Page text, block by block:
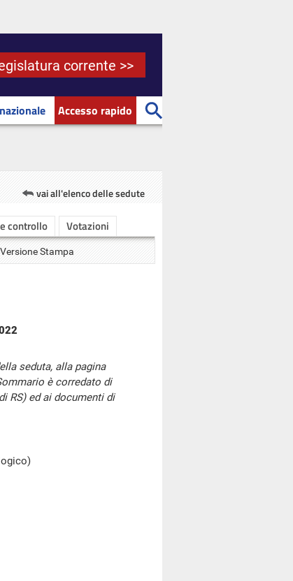
corrente >>
Accesso rapido
vai all'elenco delle sedute
controllo Votazioni
Versione Stampa
seduta, alla pagina
è corredato di
RS) ed ai documenti di